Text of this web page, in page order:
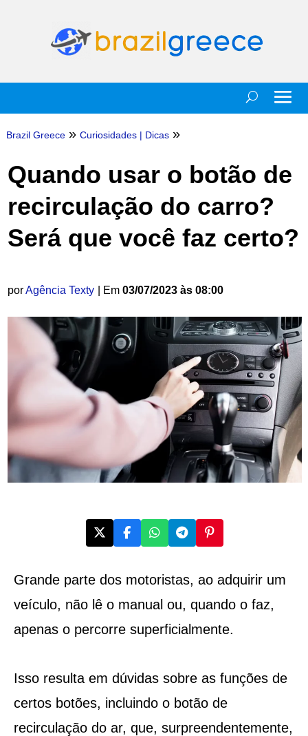
Brazil Greece » Curiosidades| Dicas »
Quando usar o botão de
recirculação do carro?
Será que você faz certo?
porAgência Texty | Em 03/07/2023 às 08:00
Grande parte dos motoristas, ao adquirir um
veículo, não lê o manual ou, quando o faz,
apenas o percorre superficialmente.
Isso resulta em dúvidas sobre as funções de
certos botões, incluindo o botão de
recirculação do ar, que, surpreendentemente,